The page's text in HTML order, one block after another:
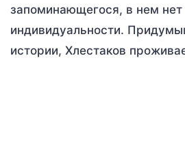
запоминающегося, в нем нет
индивидуальности.
истории, Хлестаков